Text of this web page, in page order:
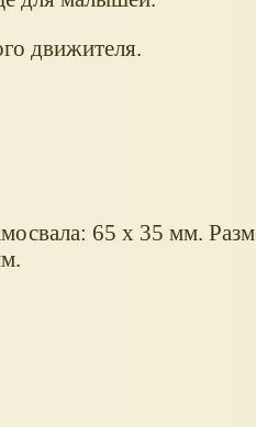
движителя.
65 х 35 мм.